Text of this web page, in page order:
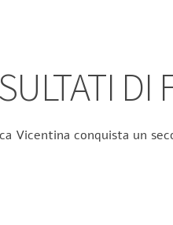
DI
Vicentina conquista un